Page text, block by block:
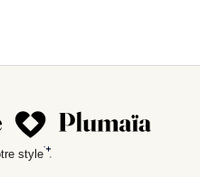
style